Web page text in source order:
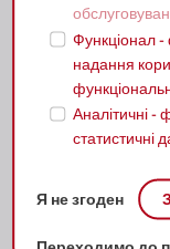
Функціонал
надання
Аналітичні
статистичні
Я не згоден